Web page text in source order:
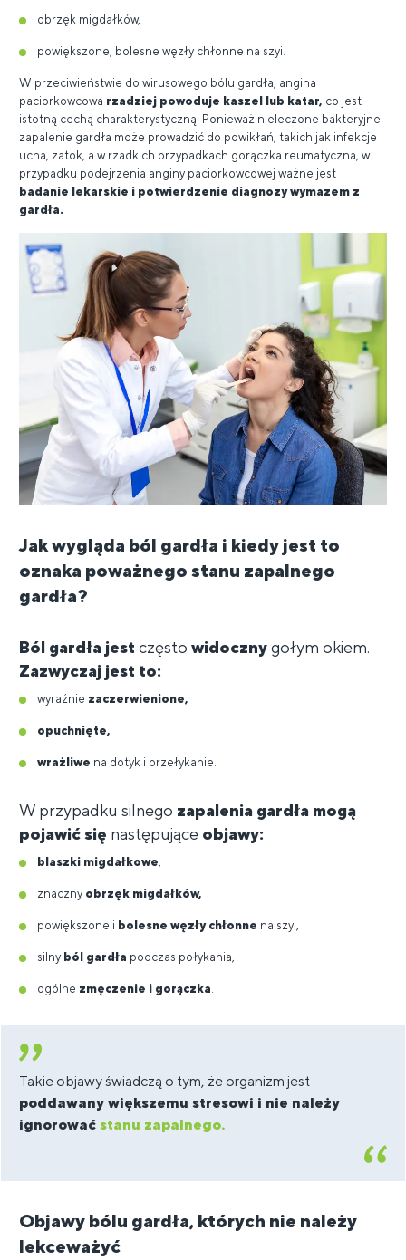
obrzęk migdałków,
powiększone, bolesne węzły chłonne na szyi.
W przeciwieństwie do wirusowego bólu gardła, angina
paciorkowcowa rzadziej powoduje kaszel lub katar, co jest
istotną cechą charakterystyczną. Ponieważ nieleczone bakteryjne
zapalenie gardła może prowadzić do powikłań, takich jak infekcje
ucha, zatok, a w rzadkich przypadkach gorączka reumatyczna, w
przypadku podejrzenia anginy paciorkowcowej ważne jest
badanie lekarskie i potwierdzenie diagnozy wymazem z
gardła.
Jak wygląda ból gardła i kiedy jest to
oznaka poważnego stanu zapalnego
gardła?
Ból gardła jest często widocznygołym okiem.
Zazwyczaj jest to:
wyraźnie zaczerwienione,
opuchnięte,
wrażliwe na dotyk i przełykanie.
W przypadku silnego zapalenia gardła mogą
pojawić się następujące objawy:
blaszki migdałkowe,
znaczny obrzęk migdałków,
powiększone i bolesne węzły chłonne na szyi,
silny ból gardła podczas połykania,
ogólne zmęczenie i gorączka.
Takie objawy świadczą o tym, że organizm jest
poddawany większemu stresowi i nie należy
ignorować stanu zapalnego.
Objawy bólu gardła, których nie należy
lekceważyć